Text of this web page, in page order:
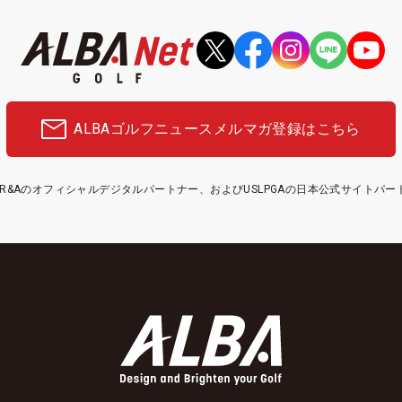
ALBAゴルフニュース メルマガ登録はこちら
のオフィシャルデジタルパートナー、およびUSLPGAの日本公式サイトパー